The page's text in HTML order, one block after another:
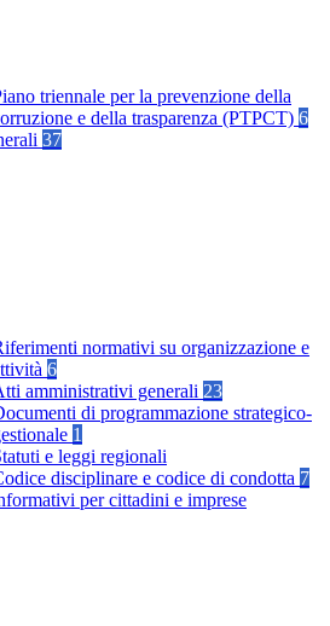
triennale per la prevenzione della
e della trasparenza (PTPCT) 6
37
normativi su organizzazione e
6
amministrativi generali 23
di programmazione strategico-
1
e leggi regionali
disciplinare e codice di condotta 7
per cittadini e imprese